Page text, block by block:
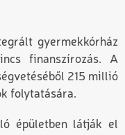
gyermekkórház
finanszírozás. A
215 millió
folytatására.
épületben látják el